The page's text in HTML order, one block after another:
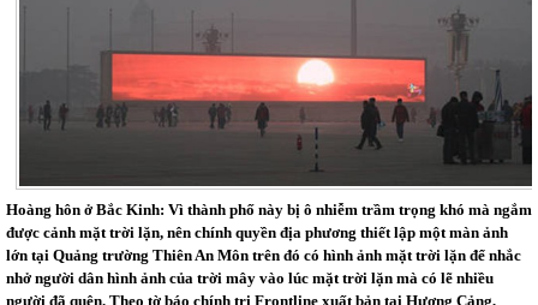
Hoàng hôn ở Bắc Kinh: Vì thành phố này bị ô nhiễm trầm trọng khó mà ngắm
được cảnh mặt trời lặn, nên chính quyền địa phương thiết lập một màn ảnh
lớn tại Quảng trường Thiên An Môn trên đó có hình ảnh mặt trời lặn để nhắc
nhở người dân hình ảnh của trời mây vào lúc mặt trời lặn mà có lẽ nhiều
người đã quên. Theo tờ báo chính trị Frontline xuất bản tại Hương Cảng,